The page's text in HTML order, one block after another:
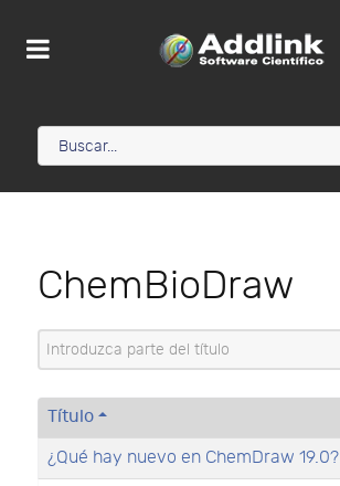
ChemBioDraw
Introduzca parte del título
Título
¿Qué hay nuevo en ChemDraw 19.0?